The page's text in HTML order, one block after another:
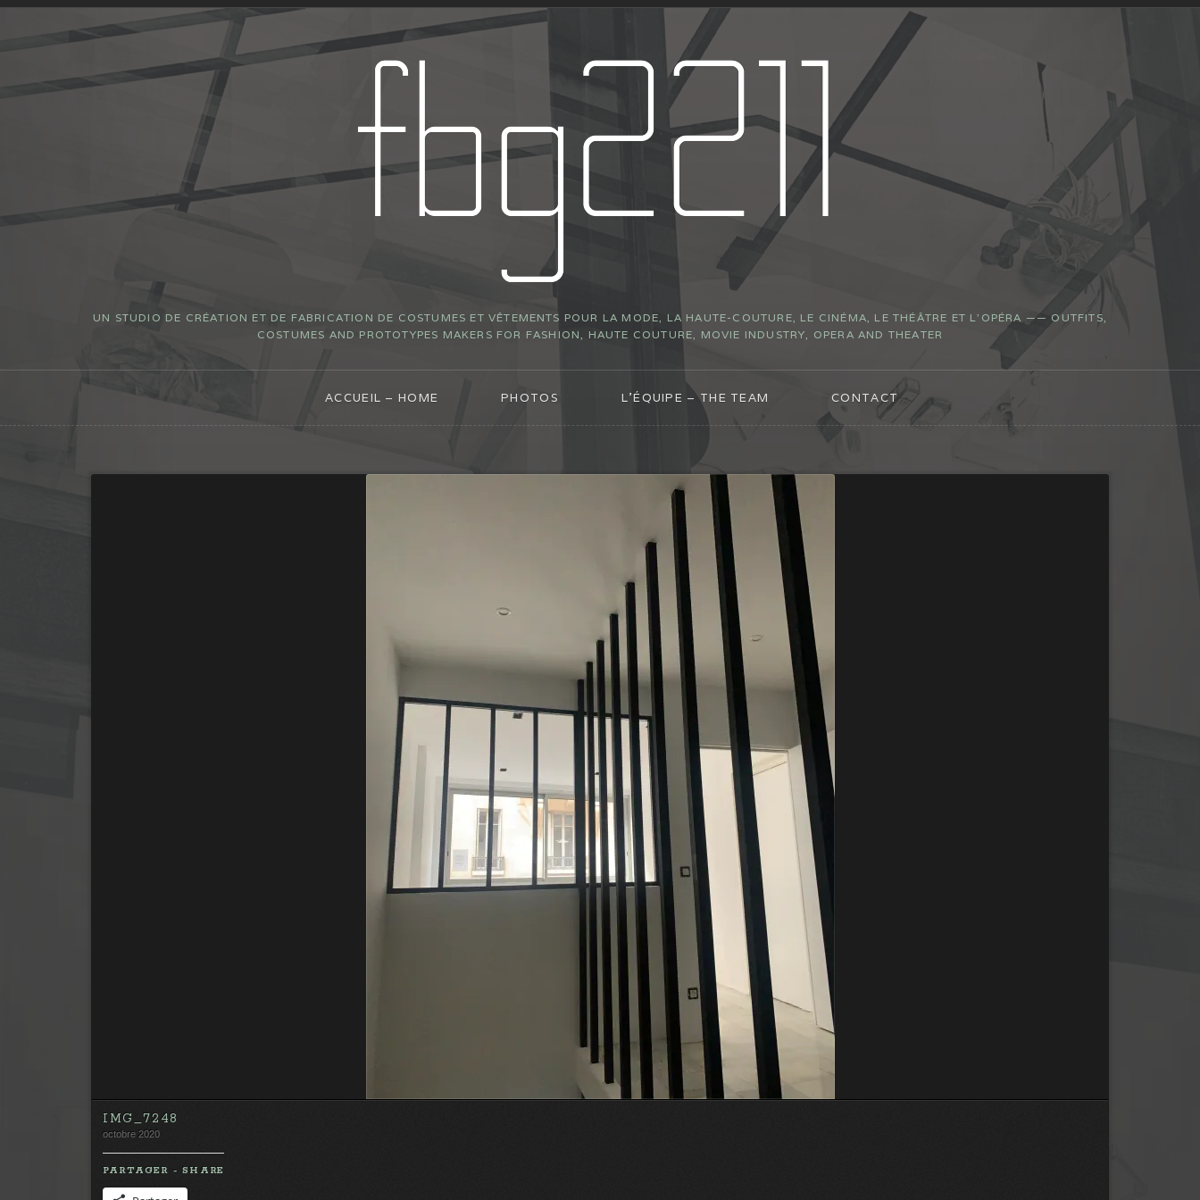
UN STUDIO DE CRÉATION ET DE FABRICATION DE COSTUMES ET VÊTEMENTS POUR LA MODE, LA HAUTE-COUTURE, LE CINÉMA, LE THÉÂTRE ET L’OPÉRA —— OUTFITS,
COSTUMES AND PROTOTYPES MAKERS FOR FASHION, HAUTE COUTURE, MOVIE INDUSTRY, OPERA AND THEATER
ACCUEIL – HOME PHOTOS L’ÉQUIPE – THE TEAM CONTACT
IMG_7248
octobre 2020
PARTAGER - SHARE